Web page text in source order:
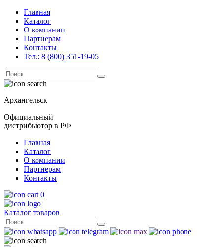
Главная
Каталог
О компании
Партнерам
Контакты
Тел.: 8 (800) 351-19-05
Поиск
for:
Архангельск
Официальный
дистрибьютор в РФ
Главная
Каталог
О компании
Партнерам
Контакты
0
Каталог товаров
Поиск
for: